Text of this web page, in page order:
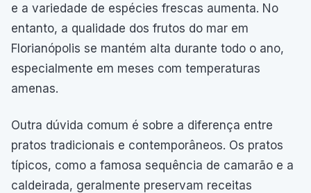
e a variedade de espécies frescas aumenta. No
entanto, a qualidade dos frutos do mar em
Florianópolis se mantém alta durante todo o ano,
especialmente em meses com temperaturas
amenas.
Outra dúvida comum é sobre a diferença entre
pratos tradicionais e contemporâneos. Os pratos
típicos, como a famosa sequência de camarão e a
caldeirada, geralmente preservam receitas